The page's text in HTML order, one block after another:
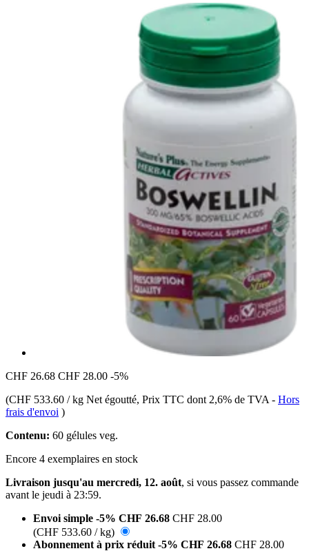
CHF 26.68 CHF 28.00 -5%
(CHF 533.60 / kg Net égoutté, Prix TTC dont 2,6% de TVA - Hors
frais d'envoi )
Contenu: 60 gélules veg.
Encore 4 exemplaires en stock
Livraison jusqu'au mercredi, 12. août, si vous passez commande
avant le jeudi à 23:59.
Envoi simple -5% CHF 26.68 CHF 28.00
(CHF 533.60 / kg)
Abonnement à prix réduit -5% CHF 26.68 CHF 28.00